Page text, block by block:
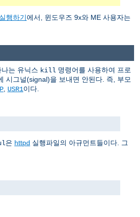
행하기에서, 윈도우즈 9x와 ME 사용자는
는 유닉스 kill 명령어를 사용하여 프로
시그널(signal)을 보내면 안된다. 즉, 부모
USR1이다.
은 httpd 실행파일의 아규먼트들이다. 그